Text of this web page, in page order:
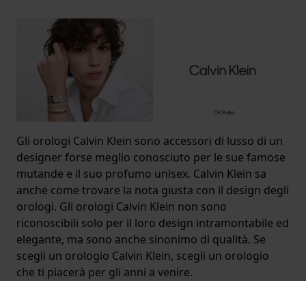
Gli orologi Calvin Klein sono accessori di lusso di un
designer forse meglio conosciuto per le sue famose
mutande e il suo profumo unisex. Calvin Klein sa
anche come trovare la nota giusta con il design degli
orologi. Gli orologi Calvin Klein non sono
riconoscibili solo per il loro design intramontabile ed
elegante, ma sono anche sinonimo di qualità. Se
scegli un orologio Calvin Klein, scegli un orologio
che ti piacerà per gli anni a venire.